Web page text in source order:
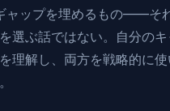
ャップを埋めるもの——そ
選ぶ話ではない。自分の
理解し、両方を戦略的に